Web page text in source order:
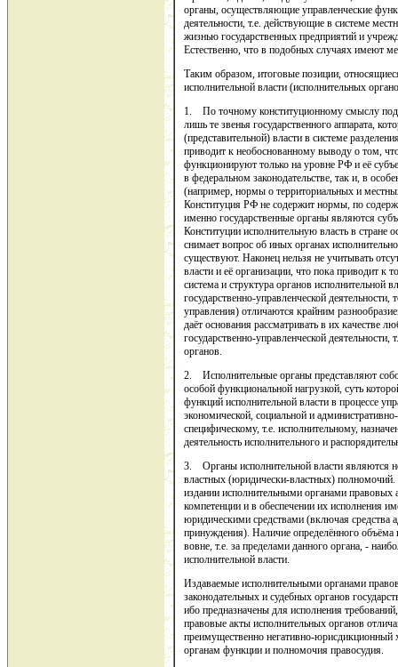
органы, осуществляющие управленческие
деятельности, т.е. действующие в системе
жизнью государственных предприятий и
Естественно, что в подобных случаях имеют
Таким образом, итоговые позиции,
исполнительной власти (исполнительных
1. По точному конституционному смыслу под
лишь те звенья государственного аппарата,
(представительной) власти в системе
приводит к необоснованному выводу о том,
функционируют только на уровне РФ и её
в федеральном законодательстве, так и, в
(например, нормы о территориальных и
Конституция РФ не содержит нормы, по
именно государственные органы являются
Конституции исполнительную власть в стране
снимает вопрос об иных органах
существуют. Наконец нельзя не учитывать
власти и её организации, что пока приводит к
система и структура органов исполнительной
государственно-управленческой
управления) отличаются крайним
даёт основания рассматривать в их качестве
государственно-управленческой деятельности,
органов.
2. Исполнительные органы представляют
особой функциональной нагрузкой, суть
функций исполнительной власти в процессе
экономической, социальной и
специфическому, т.е. исполнительному,
деятельность исполнительного и
3. Органы исполнительной власти являются
властных (юридически-властных)
издании исполнительными органами правовых
компетенции и в обеспечении их исполнения
юридическими средствами (включая средства
принуждения). Наличие определённого
вовне, т.е. за пределами данного органа, -
исполнительной власти.
Издаваемые исполнительными органами
законодательных и судебных органов
ибо предназначены для исполнения
правовые акты исполнительных органов
преимущественно негативно-
органам функции и полномочия правосудия.